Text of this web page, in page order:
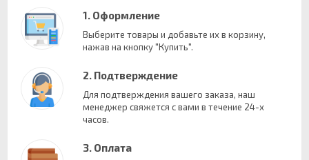
1. Оформление
Выберите товары и добавьте их в корзину,
нажав на кнопку "Купить".
2. Подтверждение
Для подтверждения вашего заказа, наш
менеджер свяжется с вами в течение 24-х
часов.
3. Оплата